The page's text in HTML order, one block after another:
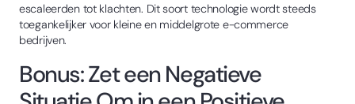
escaleerden tot klachten. Dit soort technologie wordt steeds
toegankelijker voor kleine en middelgrote e-commerce
bedrijven.
Bonus: Zet een Negatieve